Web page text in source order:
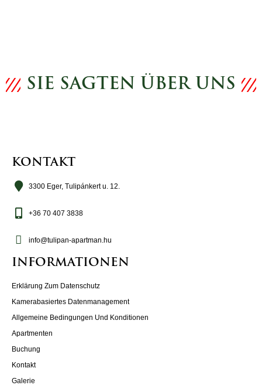
SIE SAGTEN ÜBER UNS
KONTAKT
3300 Eger, Tulipánkert u. 12.
+36 70 407 3838
info@tulipan-apartman.hu
INFORMATIONEN
Erklärung Zum Datenschutz
Kamerabasiertes Datenmanagement
Allgemeine Bedingungen Und Konditionen
Apartmenten
Buchung
Kontakt
Galerie